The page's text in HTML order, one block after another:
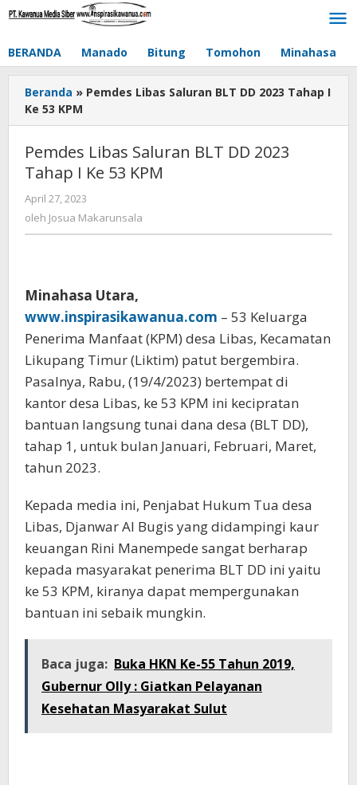
Lewati
BERANDA Manado Bitung Tomohon Minahasa
Beranda » Pemdes Libas Saluran BLT DD 2023 Tahap I
Ke 53 KPM
Pemdes Libas Saluran BLT DD 2023
Tahap I Ke 53 KPM
April 27, 2023
Josua
oleh Josua Makarunsala
Minahasa Utara,
www.inspirasikawanua.com – 53 Keluarga
Penerima Manfaat (KPM) desa Libas, Kecamatan
Likupang Timur (Liktim) patut bergembira.
Pasalnya, Rabu, (19/4/2023) bertempat di
kantor desa Libas, ke 53 KPM ini kecipratan
bantuan langsung tunai dana desa (BLT DD),
tahap 1, untuk bulan Januari, Februari, Maret,
tahun 2023.
Kepada media ini, Penjabat Hukum Tua desa
Libas, Djanwar Al Bugis yang didampingi kaur
keuangan Rini Manempede sangat berharap
kepada masyarakat penerima BLT DD ini yaitu
ke 53 KPM, kiranya dapat mempergunakan
bantuan ini sebaik mungkin.
Baca juga: Buka HKN Ke-55 Tahun 2019,
Gubernur Olly : Giatkan Pelayanan
Kesehatan Masyarakat Sulut